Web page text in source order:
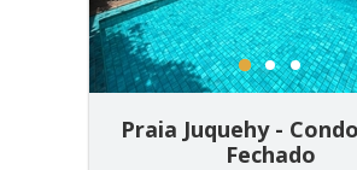
1 2 3
Praia Juquehy -
Fechado